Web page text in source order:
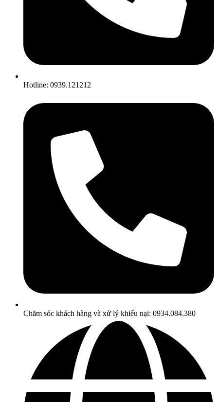
Hotline: 0939.121212
Chăm sóc khách hàng và xử lý khiếu nại: 0934.084.380